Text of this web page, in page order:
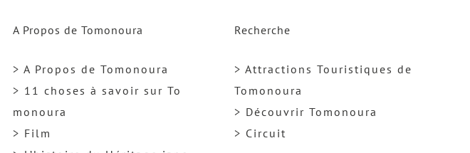
A Propos de Tomonoura
> A Propos de Tomonoura
> 11 choses à savoir sur To
monoura
> Film
Recherche
> Attractions Touristiques de
Tomonoura
> Découvrir Tomonoura
> Circuit